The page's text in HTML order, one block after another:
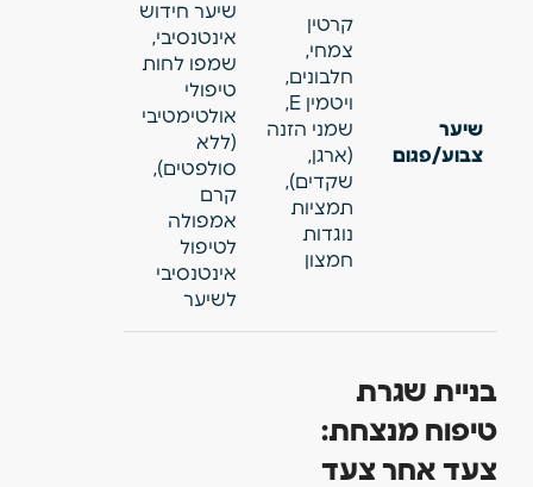
שיער
צבוע/פגום
קרטין
צמחי,
חלבונים,
ויטמין E,
שמני הזנה
(ארגן,
שקדים),
תמציות
נוגדות
חמצון
שיער חידוש
אינטנסיבי,
שמפו לחות
טיפולי
אולטימטיבי
(ללא
סולפטים),
קרם
אמפולה
לטיפול
אינטנסיבי
לשיער
בניית שגרת
טיפוח מנצחת:
צעד אחר צעד